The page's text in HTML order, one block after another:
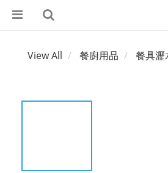
View All 餐廚用品 餐具瀝